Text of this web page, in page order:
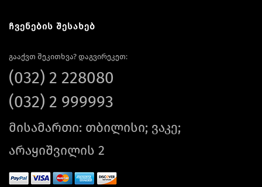
Mice & Keyboard
ჩვენების შესახებ
გააქვთ შეკითხვა? დაგვირეკეთ:
(032) 2 228080
(032) 2 999993
მისამართი: თბილისი; ვაკე;
არაყიშვილის 2